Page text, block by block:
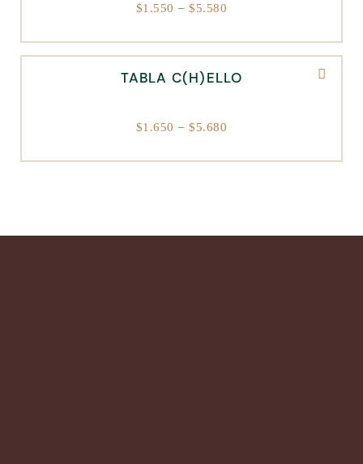
$1.550 –$5.580
TABLA C(H)ELLO
$1.650 –$5.680